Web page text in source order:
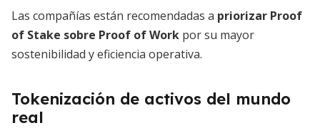
Las compañías están recomendadas a priorizar Proof
of Stake sobre Proof of Work por su mayor
sostenibilidad y eficiencia operativa.
Tokenización de activos del mundo
real